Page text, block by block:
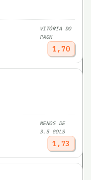
VITÓRIA DO
PAOK
1,70
MENOS DE
3.5 GOLS
1,73